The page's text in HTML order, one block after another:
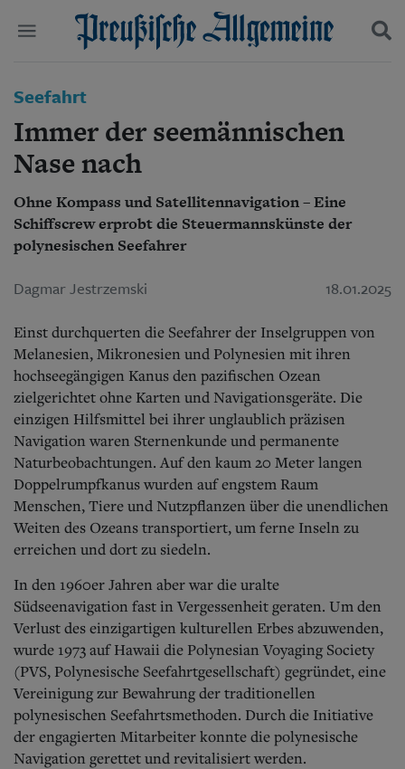
Start
Wer wir sind
Aktuelle Ausgabe
Abonnenten-Login
Abonnent werden
Abo Prämien
Archiv
Mediadaten
Wirtschaft
Leben
Geschichte
Ostpreußen
Pommern
Bücher
Kontakt
Impressum
Datenschutz
Suchen und finden
Seefahrt
Immer der seemännischen
Nase nach
Ohne Kompass und Satellitennavigation – Eine
Schiffscrew erprobt die Steuermannskünste der
polynesischen Seefahrer
Dagmar Jestrzemski 18.01.2025
Einst durchquerten die Seefahrer der Inselgruppen von
Melanesien, Mikronesien und Poly­nesien mit ihren
hochseegängigen Kanus den pazifischen Ozean
zielgerichtet ohne Karten und Navigationsgeräte. Die
einzigen Hilfsmittel bei ihrer unglaublich präzisen
Navigation waren Sternenkunde und permanente
Naturbeobachtungen. Auf den kaum 20 Meter langen
Doppelrumpfkanus wurden auf engstem Raum
Menschen, Tiere und Nutzpflanzen über die unendlichen
Weiten des Ozeans transportiert, um ferne Inseln zu
erreichen und dort zu siedeln.
In den 1960er Jahren aber war die uralte
Südseenavigation fast in Vergessenheit geraten. Um den
Verlust des einzigartigen kulturellen Erbes abzuwenden,
wurde 1973 auf Hawaii die Polynesian Voyaging Society
(PVS, Polynesische Seefahrtgesellschaft) gegründet, eine
Vereinigung zur Bewahrung der traditionellen
polynesischen Seefahrtsmethoden. Durch die Initiative
der engagierten Mitarbeiter konnte die polynesische
Navigation gerettet und revitalisiert werden.